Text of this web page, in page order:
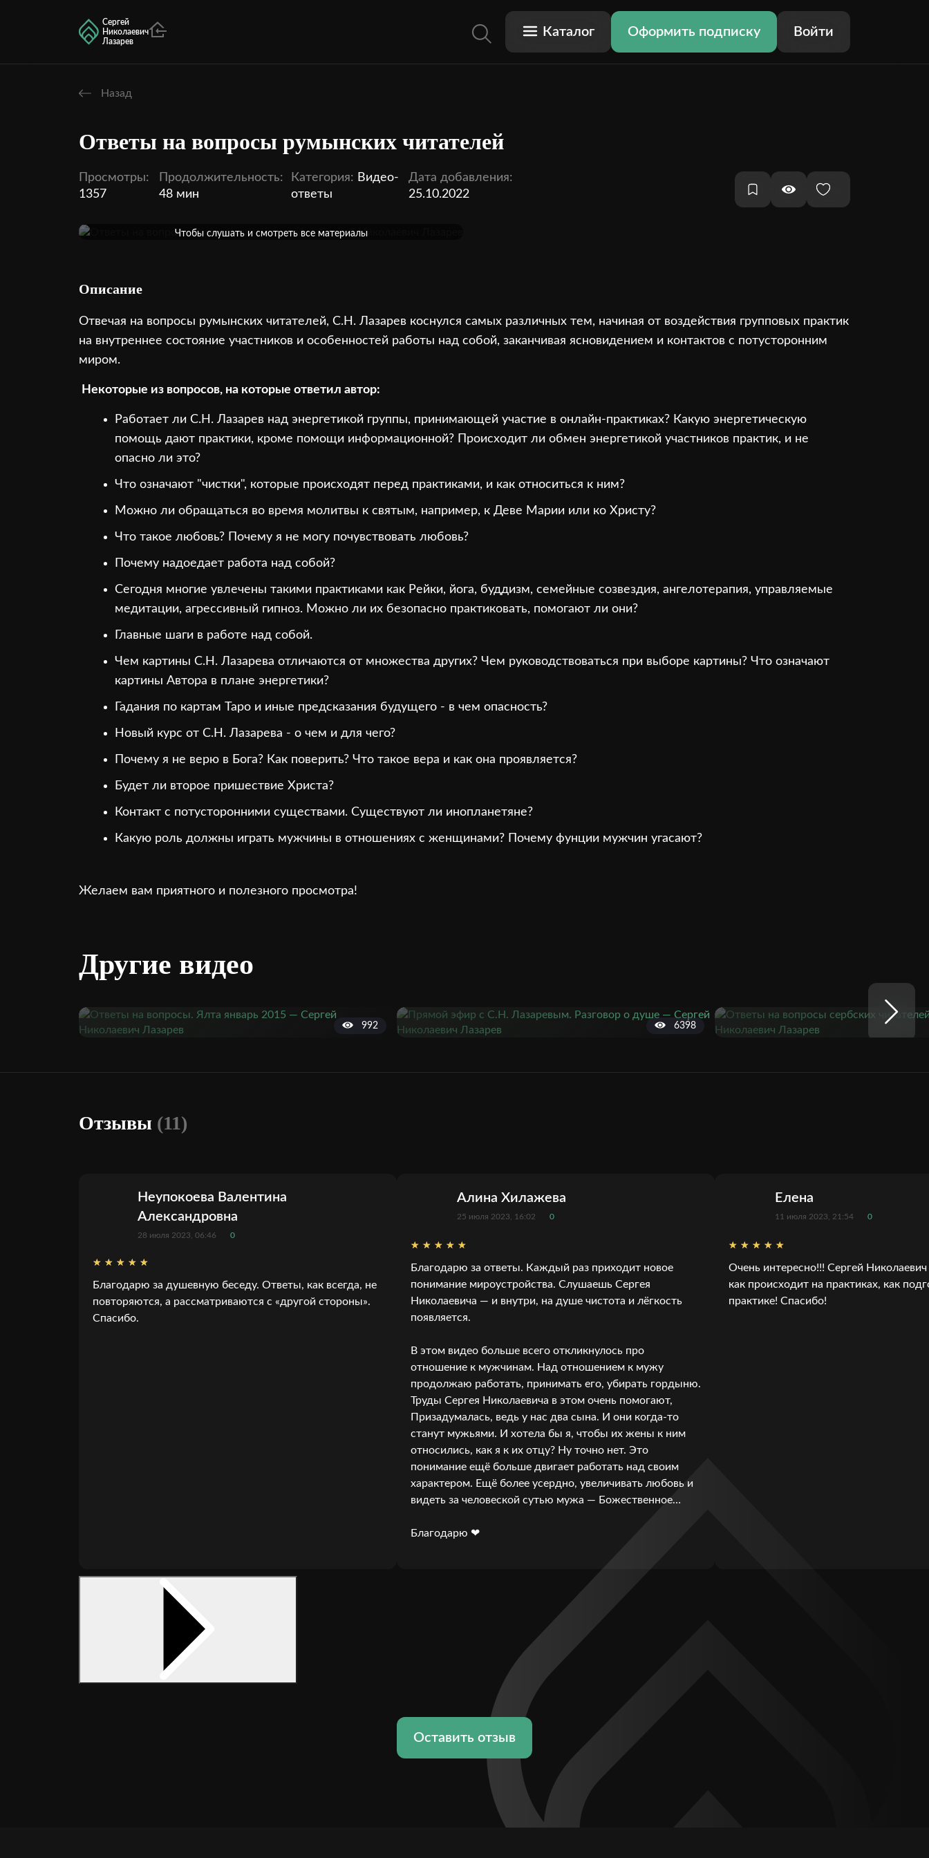
Сергей
Николаевич
Лазарев
Каталог Оформить подписку Войти
Назад
Ответы на вопросы румынских читателей
Просмотры:
1357
Продолжительность:
48 мин
Категория: Видео-
ответы
Дата добавления:
25.10.2022
Оформить подписку
Чтобы слушать и смотреть все материалы
Описание
Отвечая на вопросы румынских читателей, С.Н. Лазарев коснулся самых различных тем, начиная от воздействия групповых практик
на внутреннее состояние участников и особенностей работы над собой, заканчивая ясновидением и контактов с потусторонним
миром.
Некоторые из вопросов, на которые ответил автор:
Работает ли С.Н. Лазарев над энергетикой группы, принимающей участие в онлайн-практиках? Какую энергетическую
помощь дают практики, кроме помощи информационной? Происходит ли обмен энергетикой участников практик, и не
опасно ли это?
Что означают "чистки", которые происходят перед практиками, и как относиться к ним?
Можно ли обращаться во время молитвы к святым, например, к Деве Марии или ко Христу?
Что такое любовь? Почему я не могу почувствовать любовь?
Почему надоедает работа над собой?
Сегодня многие увлечены такими практиками как Рейки, йога, буддизм, семейные созвездия, ангелотерапия, управляемые
медитации, агрессивный гипноз. Можно ли их безопасно практиковать, помогают ли они?
Главные шаги в работе над собой.
Чем картины С.Н. Лазарева отличаются от множества других? Чем руководствоваться при выборе картины? Что означают
картины Автора в плане энергетики?
Гадания по картам Таро и иные предсказания будущего - в чем опасность?
Новый курс от С.Н. Лазарева - о чем и для чего?
Почему я не верю в Бога? Как поверить? Что такое вера и как она проявляется?
Будет ли второе пришествие Христа?
Контакт с потусторонними существами. Существуют ли инопланетяне?
Какую роль должны играть мужчины в отношениях с женщинами? Почему фунции мужчин угасают?
Желаем вам приятного и полезного просмотра!
Другие видео
992 6398
Отзывы (11)
Неупокоева Валентина
Александровна
28 июля 2023, 06:46 0
Благодарю за душевную беседу. Ответы, как всегда, не
повторяются, а рассматриваются с «другой стороны».
Спасибо.
Алина Хилажева
25 июля 2023, 16:02 0
Благодарю за ответы. Каждый раз приходит новое
понимание мироустройства. Слушаешь Сергея
Николаевича — и внутри, на душе чистота и лёгкость
появляется.
В этом видео больше всего откликнулось про
отношение к мужчинам. Над отношением к мужу
продолжаю работать, принимать его, убирать гордыню.
Труды Сергея Николаевича в этом очень помогают,
Призадумалась, ведь у нас два сына. И они когда-то
станут мужьями. И хотела бы я, чтобы их жены к ним
относились, как я к их отцу? Ну точно нет. Это
понимание ещё больше двигает работать над своим
характером. Ещё более усердно, увеличивать любовь и
видеть за человеской сутью мужа — Божественное…
Благодарю ❤
Елена
11 июля 2023, 21:54 0
Очень интересно!!! Сергей Николаевич
как происходит на практиках, как
практике! Спасибо!
Оставить отзыв